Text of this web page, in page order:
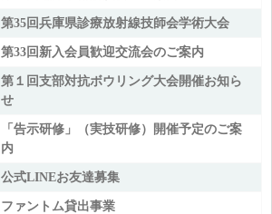
第35回兵庫県診療放射線技師会学術大会
第33回新入会員歓迎交流会のご案内
第１回支部対抗ボウリング大会開催お知ら
せ
「告示研修」（実技研修）開催予定のご案
内
公式LINEお友達募集
ファントム貸出事業